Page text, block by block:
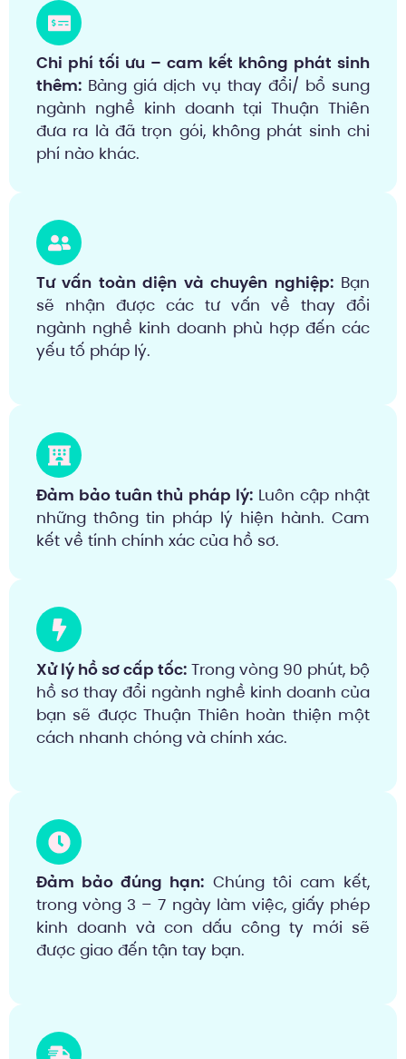
Chi phí tối ưu – cam kết không phát sinh
thêm: Bảng giá dịch vụ thay đổi/ bổ sung
ngành nghề kinh doanh tại Thuận Thiên
đưa ra là đã trọn gói, không phát sinh chi
phí nào khác.
Tư vấn toàn diện và chuyên nghiệp:Bạn
sẽ nhận được các tư vấn về thay đổi
ngành nghề kinh doanh phù hợp đến các
yếu tố pháp lý.
Đảm bảo tuân thủ pháp lý:Luôn cập nhật
những thông tin pháp lý hiện hành. Cam
kết về tính chính xác của hồ sơ.
Xử lý hồ sơ cấp tốc: Trong vòng 90 phút, bộ
hồ sơ thay đổi ngành nghề kinh doanh của
bạn sẽ được Thuận Thiên hoàn thiện một
cách nhanh chóng và chính xác.
Đảm bảo đúng hạn: Chúng tôi cam kết,
trong vòng 3 – 7 ngày làm việc, giấy phép
kinh doanh và con dấu công ty mới sẽ
được giao đến tận tay bạn.